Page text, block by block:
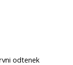
odtenek